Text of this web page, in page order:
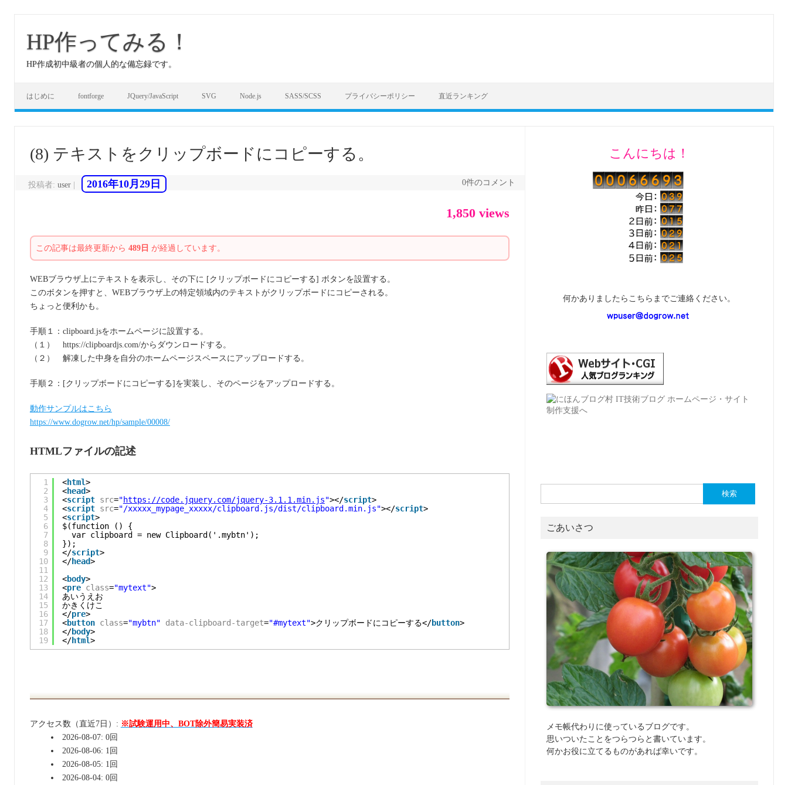
HP作ってみる！
HP作成初中級者の個人的な備忘録です。
はじめに fontforge JQuery/JavaScript SVG Node.js SASS/SCSS プライバシーポリシー 直近ランキング
(8) テキストをクリップボードにコピーする。
投稿者: user 2016年10月29日 0件のコメント
1,850 views
この記事は最終更新から 489日 が経過しています。
WEBブラウザ上にテキストを表示し、その下に [クリップボードにコピーする] ボタンを設置する。
このボタンを押すと、WEBブラウザ上の特定領域内のテキストがクリップボードにコピーされる。
ちょっと便利かも。
手順１：clipboard.jsをホームページに設置する。
（１） https://clipboardjs.com/からダウンロードする。
（２） 解凍した中身を自分のホームページスペースにアップロードする。
手順２：[クリップボードにコピーする]を実装し、そのページをアップロードする。
動作サンプルはこちら
https://www.dogrow.net/hp/sample/00008/
HTMLファイルの記述
1
2
3
4
5
6
7
8
9
10
11
12
13
14
15
16
17
18
19
<html>
<head>
<script src="https://code.jquery.com/jquery-3.1.1.min.js"></script>
<script src="/xxxxx_mypage_xxxxx/clipboard.js/dist/clipboard.min.js"></script>
<script>
$(function () {
var clipboard = new Clipboard('.mybtn');
});
</script>
</head>
<body>
<pre class="mytext">
あいうえお
かきくけこ
</pre>
<button class="mybtn" data-clipboard-target="#mytext">クリップボードにコピーする</button>
</body>
</html>
アクセス数（直近7日）: ※試験運用中、BOT除外簡易実装済
2026-08-07: 0回
2026-08-06: 1回
2026-08-05: 1回
2026-08-04: 0回
こんにちは！
何かありましたらこちらまでご連絡ください。
索:
ごあいさつ
メモ帳代わりに使っているブログです。
思いついたことをつらつらと書いています。
何かお役に立てるものがあれば幸いです。